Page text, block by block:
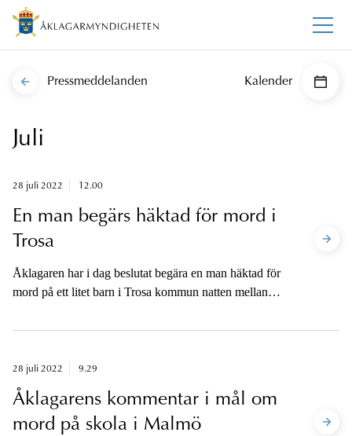
Pressmeddelanden Kalender
Juli
28 juli 2022 12.00
En man begärs häktad för mord i
Trosa
Åklagaren har i dag beslutat begära en man häktad för
mord på ett litet barn i Trosa kommun natten mellan
vid tingsrätten efter avslutad häktningsförhandling i dag
28 juli 2022 9.29
Åklagarens kommentar i mål om
mord på skola i Malmö